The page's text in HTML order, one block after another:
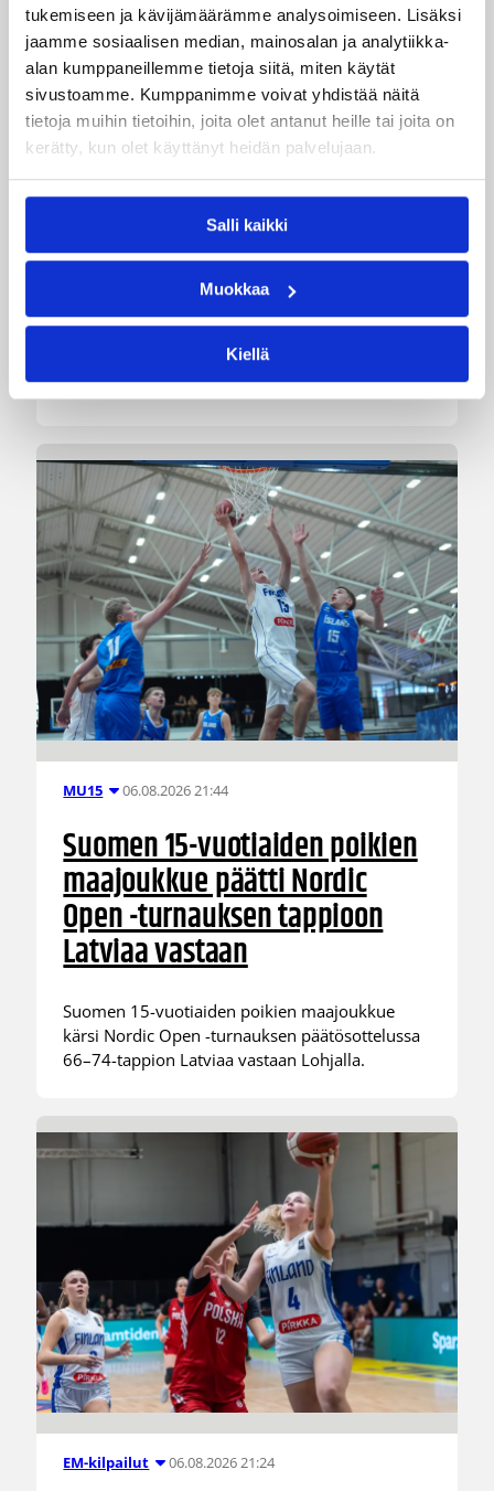
tukemiseen ja kävijämäärämme analysoimiseen. Lisäksi
jaamme sosiaalisen median, mainosalan ja analytiikka-
alan kumppaneillemme tietoja siitä, miten käytät
sivustoamme. Kumppanimme voivat yhdistää näitä
tietoja muihin tietoihin, joita olet antanut heille tai joita on
kerätty, kun olet käyttänyt heidän palvelujaan.
Salli kaikki
Muokkaa
Kiellä
Maaottelu 06.08.2026 21:44
Susiladiesin puolustus rautaa
Tukholmassa –
harvinaislaatuinen voitto
Liettuasta
Liettuasta Tukholmassa pelatussa maaottelussa.
Susiladies voitti vakuuttavasti Liettuan 81-70
(48-36) Elina Aarnisalon 22 pisteen
toisen ottelun, kun huomenna vastaan tulee
Ruotsi.
MU15 06.08.2026 21:44
Suomen 15-vuotiaiden poikien
maajoukkue päätti Nordic
Open -turnauksen tappioon
Latviaa vastaan
Suomen 15-vuotiaiden poikien maajoukkue
kärsi Nordic Open -turnauksen päätösottelussa
66–74-tappion Latviaa vastaan Lohjalla.
EM-kilpailut 06.08.2026 21:24